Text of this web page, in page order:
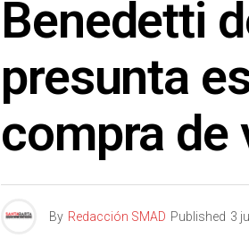
Benedetti
presunta
compra de
By Redacción SMAD Published 3